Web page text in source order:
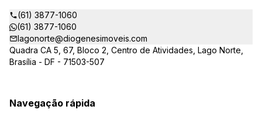
(61) 3877-1060
(61) 3877-1060
lagonorte@diogenesimoveis.com
Quadra CA 5, 67, Bloco 2, Centro de Atividades, Lago Norte,
Brasília - DF - 71503-507
Navegação rápida